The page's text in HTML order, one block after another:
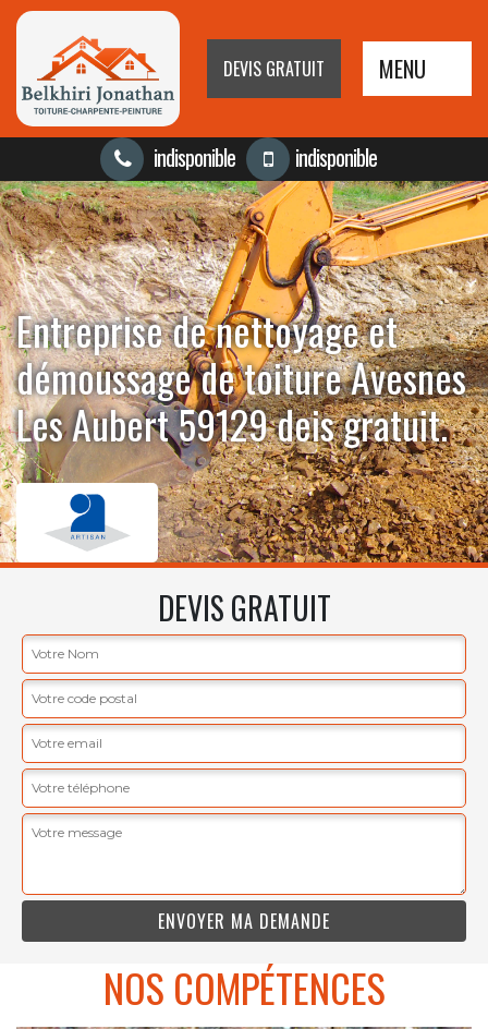
DEVIS GRATUIT MENU
indisponible indisponible
Entreprise de nettoyage et
démoussage de toiture Avesnes
Les Aubert 59129 deis gratuit.
DEVIS GRATUIT
NOS COMPÉTENCES